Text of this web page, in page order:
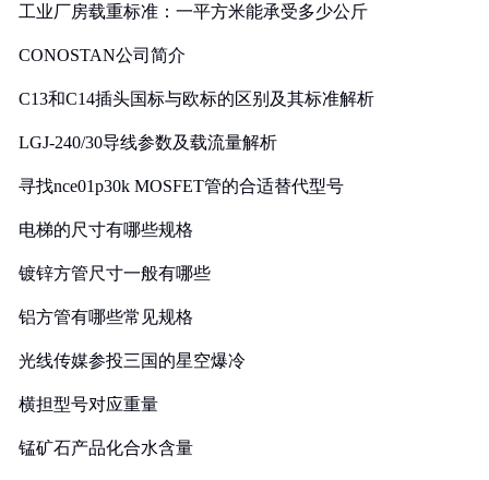
工业厂房载重标准：一平方米能承受多少公斤
CONOSTAN公司简介
C13和C14插头国标与欧标的区别及其标准解析
LGJ-240/30导线参数及载流量解析
寻找nce01p30k MOSFET管的合适替代型号
电梯的尺寸有哪些规格
镀锌方管尺寸一般有哪些
铝方管有哪些常见规格
光线传媒参投三国的星空爆冷
横担型号对应重量
锰矿石产品化合水含量